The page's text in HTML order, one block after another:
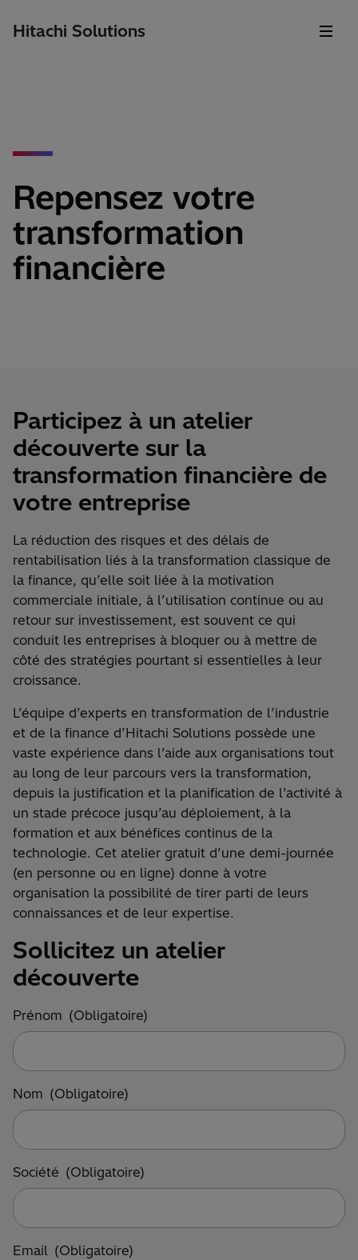
Hitachi Solutions
Repensez votre
transformation
financière
Participez à un atelier
découverte sur la
transformation financière de
votre entreprise
La réduction des risques et des délais de
rentabilisation liés à la transformation classique de
la finance, qu’elle soit liée à la motivation
commerciale initiale, à l’utilisation continue ou au
retour sur investissement, est souvent ce qui
conduit les entreprises à bloquer ou à mettre de
côté des stratégies pourtant si essentielles à leur
croissance.
L’équipe d’experts en transformation de l’industrie
et de la finance d’Hitachi Solutions possède une
vaste expérience dans l’aide aux organisations tout
au long de leur parcours vers la transformation,
depuis la justification et la planification de l’activité à
un stade précoce jusqu’au déploiement, à la
formation et aux bénéfices continus de la
technologie. Cet atelier gratuit d’une demi-journée
(en personne ou en ligne) donne à votre
organisation la possibilité de tirer parti de leurs
connaissances et de leur expertise.
Sollicitez un atelier
découverte
Prénom (Obligatoire)
Nom (Obligatoire)
Société (Obligatoire)
Email (Obligatoire)